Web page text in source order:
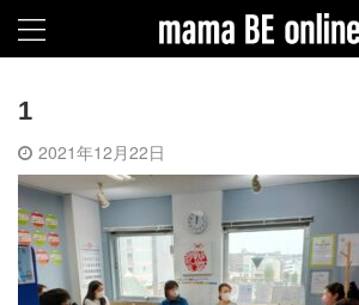
1
2021年12月22日